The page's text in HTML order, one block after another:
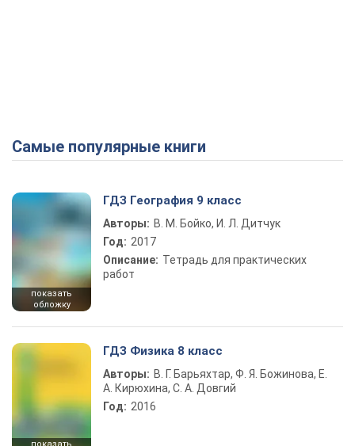
Самые популярные книги
показать
обложку
ГДЗ География 9 класс
Авторы: В. М. Бойко, И. Л. Дитчук
Год: 2017
Описание: Тетрадь для практических
работ
ГДЗ Физика 8 класс
Авторы: В. Г. Барьяхтар, Ф. Я. Божинова, Е.
А. Кирюхина, С. А. Довгий
Год: 2016